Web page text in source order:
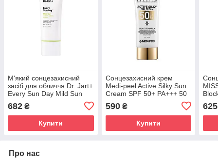
М'який сонцезахисний
засіб для обличчя Dr. Jart+
Every Sun Day Mild Sun
682 ₴
Купити
Сонцезахисний крем
Medi-peel Active Silky Sun
Cream SPF 50+ PA+++ 50
590₴
Купити
625
Про нас